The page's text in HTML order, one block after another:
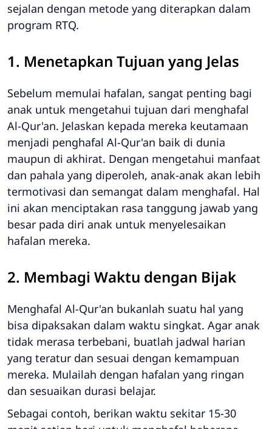
sejalan dengan metode yang diterapkan dalam
program RTQ.
1. Menetapkan Tujuan yang Jelas
Sebelum memulai hafalan, sangat penting bagi
anak untuk mengetahui tujuan dari menghafal
Al-Qur'an. Jelaskan kepada mereka keutamaan
menjadi penghafal Al-Qur'an baik di dunia
maupun di akhirat. Dengan mengetahui manfaat
dan pahala yang diperoleh, anak-anak akan lebih
termotivasi dan semangat dalam menghafal. Hal
ini akan menciptakan rasa tanggung jawab yang
besar pada diri anak untuk menyelesaikan
hafalan mereka.
2. Membagi Waktu dengan Bijak
Menghafal Al-Qur'an bukanlah suatu hal yang
bisa dipaksakan dalam waktu singkat. Agar anak
tidak merasa terbebani, buatlah jadwal harian
yang teratur dan sesuai dengan kemampuan
mereka. Mulailah dengan hafalan yang ringan
dan sesuaikan durasi belajar.
Sebagai contoh, berikan waktu sekitar 15-30